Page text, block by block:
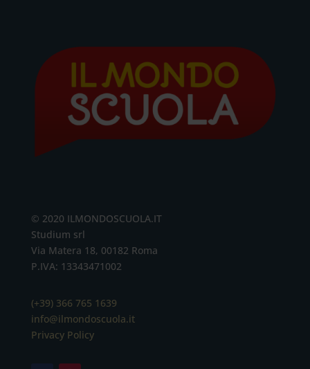
© 2020 ILMONDOSCUOLA.IT
Studium srl
Via Matera 18, 00182 Roma
P.IVA: 13343471002
(+39) 366 765 1639
info@ilmondoscuola.it
Privacy Policy